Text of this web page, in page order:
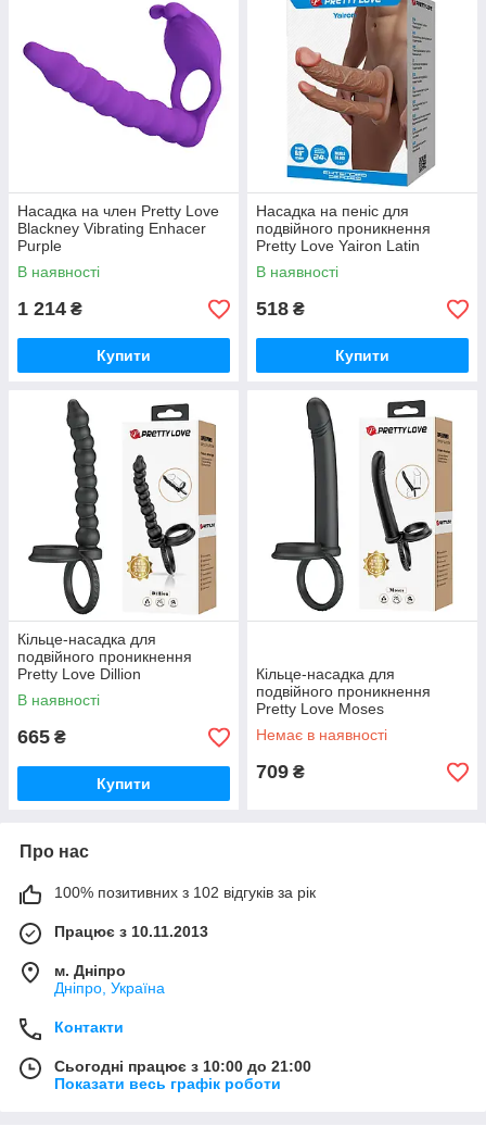
Насадка на член Pretty Love
Blackney Vibrating Enhacer
Purple
В наявності
1 214 ₴
Купити
Насадка на пеніс для
подвійного проникнення
Pretty Love Yairon Latin
В наявності
518 ₴
Купити
Кільце-насадка для
подвійного проникнення
Pretty Love Dillion
В наявності
665 ₴
Купити
Кільце-насадка для
подвійного проникнення
Pretty Love Moses
Немає в наявності
709 ₴
Про нас
100% позитивних з 102 відгуків за рік
Працює з 10.11.2013
м. Дніпро
Дніпро, Україна
Контакти
Сьогодні працює з 10:00 до 21:00
Показати весь графік роботи